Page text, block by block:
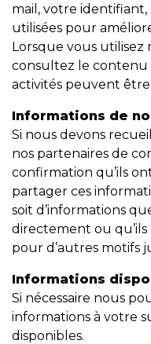
mail, votre identifiant,
utilisées pour
Lorsque vous utilisez
consultez le contenu
activités peuvent être
Informations de
Si nous devons
nos partenaires de
confirmation qu’ils
partager ces
soit d’informations
directement ou
pour d’autres motifs
Informations
Si nécessaire nous
informations à votre
disponibles.